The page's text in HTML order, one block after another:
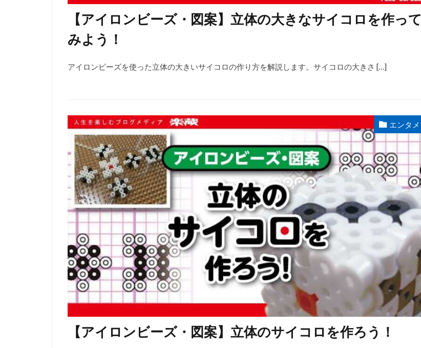
【アイロンビーズ・図案】立体の大きなサイコロを作って
みよう！
アイロンビーズを使った立体の大きいサイコロの作り方を解説します。サイコロの大きさ […]
エンタメ
【アイロンビーズ・図案】立体のサイコロを作ろう！